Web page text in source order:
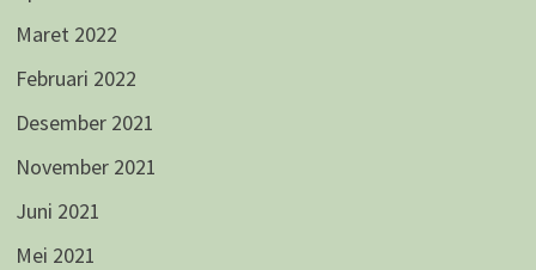
Maret 2022
Februari 2022
Desember 2021
November 2021
Juni 2021
Mei 2021